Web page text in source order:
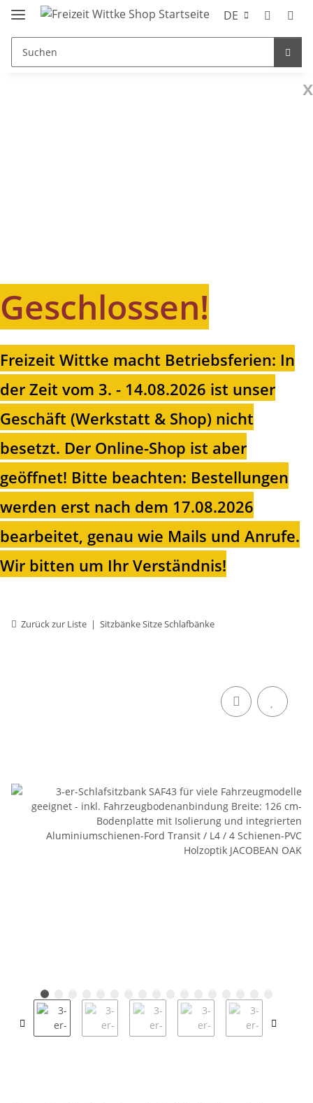
DE
x
Geschlossen!
Freizeit Wittke macht Betriebsferien: In
der Zeit vom 3. - 14.08.2026 ist unser
Geschäft (Werkstatt & Shop) nicht
besetzt. Der Online-Shop ist aber
geöffnet! Bitte beachten: Bestellungen
werden erst nach dem 17.08.2026
bearbeitet, genau wie Mails und Anrufe.
Wir bitten um Ihr Verständnis!
Zurück zur Liste Sitzbänke Sitze Schlafbänke